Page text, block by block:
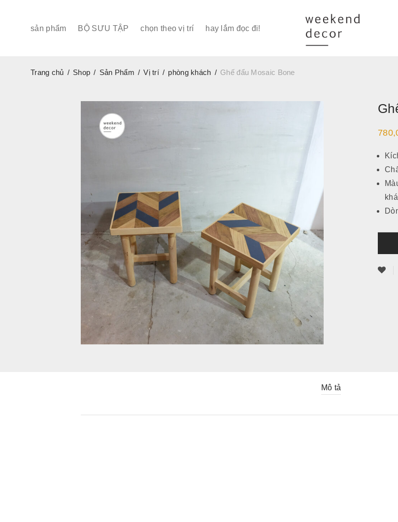
sản phẩm BỘ SƯU TẬP chọn theo vị trí hay lắm đọc đi!
Trang chủ / Shop / Sản Phẩm / Vị trí / phòng khách / Ghế đẩu Mosaic Bone
Mô tả